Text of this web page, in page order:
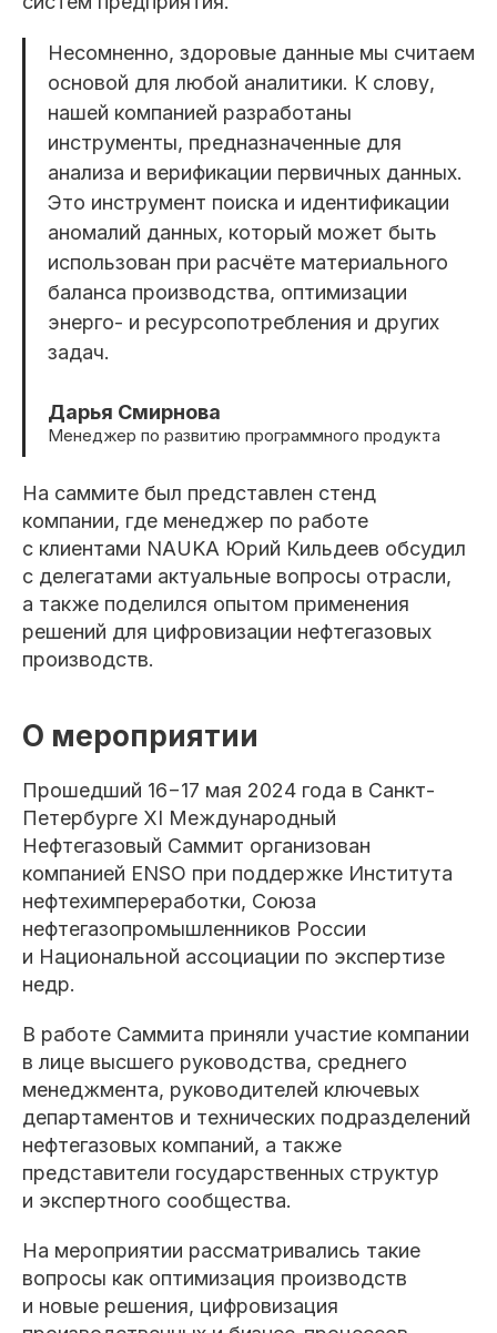
Несомненно, здоровые данные мы считаем
основой для любой аналитики. К слову,
нашей компанией разработаны
инструменты, предназначенные для
анализа и верификации первичных данных.
Это инструмент поиска и идентификации
аномалий данных, который может быть
использован при расчёте материального
баланса производства, оптимизации
энерго- и ресурсопотребления и других
задач.
Дарья Смирнова
Менеджер по развитию программного продукта
На саммите был представлен стенд
компании, где менеджер по работе
с клиентами NAUKA Юрий Кильдеев обсудил
с делегатами актуальные вопросы отрасли,
а также поделился опытом применения
решений для цифровизации нефтегазовых
производств.
О мероприятии
Прошедший 16−17 мая 2024 года в Санкт-
Петербурге XI Международный
Нефтегазовый Саммит организован
компанией ENSO при поддержке Института
нефтехимпереработки, Союза
нефтегазопромышленников России
и Национальной ассоциации по экспертизе
недр.
В работе Саммита приняли участие компании
в лице высшего руководства, среднего
менеджмента, руководителей ключевых
департаментов и технических подразделений
нефтегазовых компаний, а также
представители государственных структур
и экспертного сообщества.
На мероприятии рассматривались такие
вопросы как оптимизация производств
и новые решения, цифровизация